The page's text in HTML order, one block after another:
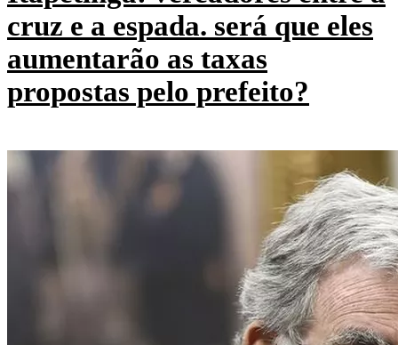
cruz e a espada. será que eles
aumentarão as taxas
propostas pelo prefeito?